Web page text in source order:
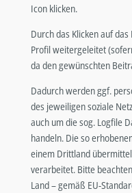
Icon klicken.
Durch das Klicken auf
Profil weitergeleitet
da den gewünschten
Dadurch werden ggf.
des jeweiligen soziale
auch um die sog. Logfile
handeln. Die so
einem Drittland
verarbeitet. Bitte
Land – gemäß EU-